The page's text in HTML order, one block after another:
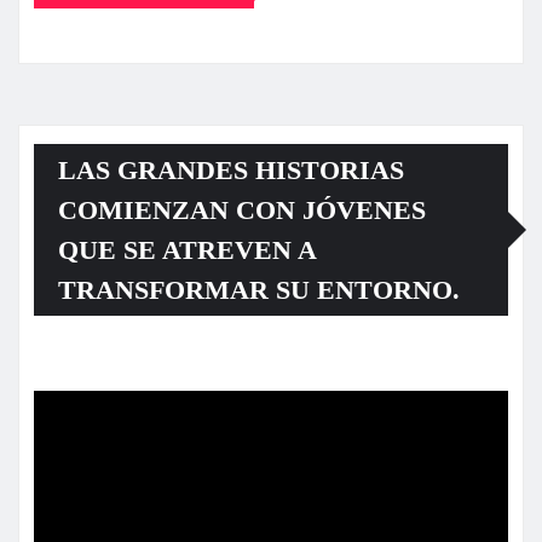
LAS GRANDES HISTORIAS
COMIENZAN CON JÓVENES
QUE SE ATREVEN A
TRANSFORMAR SU ENTORNO.